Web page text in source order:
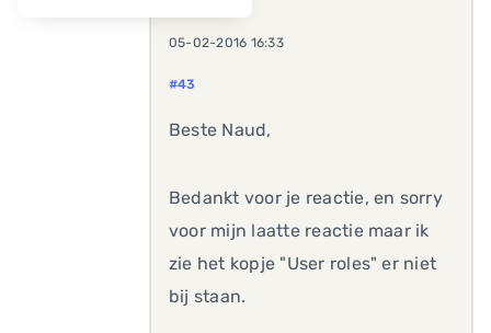
05-02-2016 16:33
#43
Beste Naud,
Bedankt voor je reactie, en sorry
voor mijn laatte reactie maar ik
zie het kopje "User roles" er niet
bij staan.